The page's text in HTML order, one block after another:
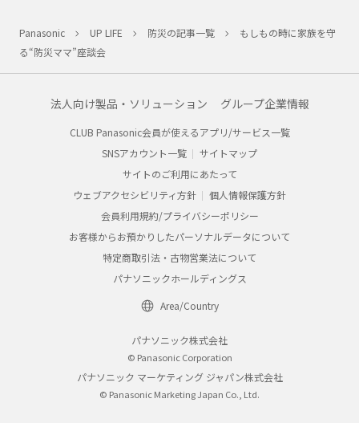
Panasonic UP LIFE 防災の記事一覧
もしもの時に家族を守
る“防災ママ”座談会
法人向け製品・ソリューション グループ企業情報
CLUB Panasonic会員が使えるアプリ/サービス一覧
SNSアカウント一覧
サイトマップ
サイトのご利用にあたって
ウェブアクセシビリティ方針
個人情報保護方針
会員利用規約/プライバシーポリシー
お客様からお預かりしたパーソナルデータについて
特定商取引法・古物営業法について
パナソニックホールディングス
Area/Country
パナソニック株式会社
© Panasonic Corporation
パナソニック マーケティング ジャパン株式会社
© Panasonic Marketing Japan Co., Ltd.